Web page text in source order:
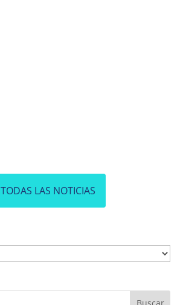
TODAS LAS NOTICIAS